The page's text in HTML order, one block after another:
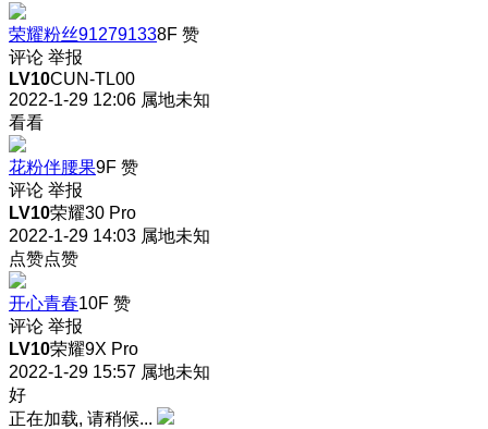
荣耀粉丝912791338F 赞
评论 举报
LV10CUN-TL00
2022-1-29 12:06 属地未知
看看
花粉伴腰果9F 赞
评论 举报
LV10荣耀30 Pro
2022-1-29 14:03 属地未知
点赞点赞
开心青春10F 赞
评论 举报
LV10荣耀9X Pro
2022-1-29 15:57 属地未知
好
正在加载, 请稍候...